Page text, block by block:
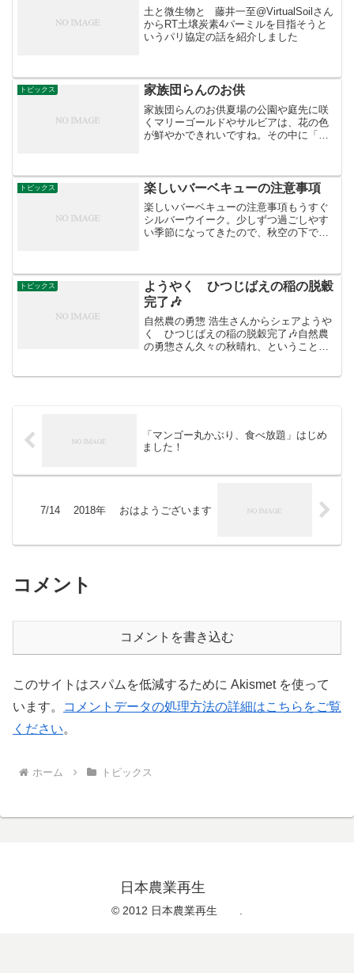
土と微生物と 藤井一至@VirtualSoilさん
からRT土壌炭素4パーミルを目指そうと
いうパリ協定の話を紹介しました
トピックス 家族団らんのお供
家族団らんのお供夏場の公園や庭先に咲
くマリーゴールドやサルビアは、花の色
が鮮やかできれいですね。その中に「バ
さな５弁の花を咲かせる姿...
トピックス 楽しいバーベキューの注意事項
楽しいバーベキューの注意事項もうすぐ
シルバーウイーク。少しずつ過ごしやす
い季節になってきたので、秋空の下でバ
以下のことに気を付けまし...
トピックス
ようやく ひつじばえの稲の脱穀
完了🎶
自然農の勇惣 浩生さんからシェアようや
く ひつじばえの稲の脱穀完了🎶自然農
の勇惣さん久々の秋晴れ、ということ
「マンゴー丸かぶり、食べ放題」はじめ
ました！
7/14 2018年 おはようございます
コメント
コメントを書き込む
このサイトはスパムを低減するために Akismet を使って
います。
コメントデータの処理方法の詳細はこちらをご覧
ください。
ホーム トピックス
日本農業再生
© 2012 日本農業再生 .